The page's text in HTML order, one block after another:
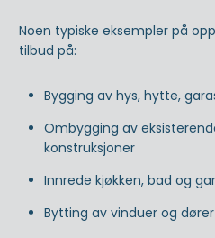
Noen typiske eksempler på
tilbud på:
Bygging av hys, hytte,
Ombygging av
konstruksjoner
Innrede kjøkken, bad og
Bytting av vinduer og dører